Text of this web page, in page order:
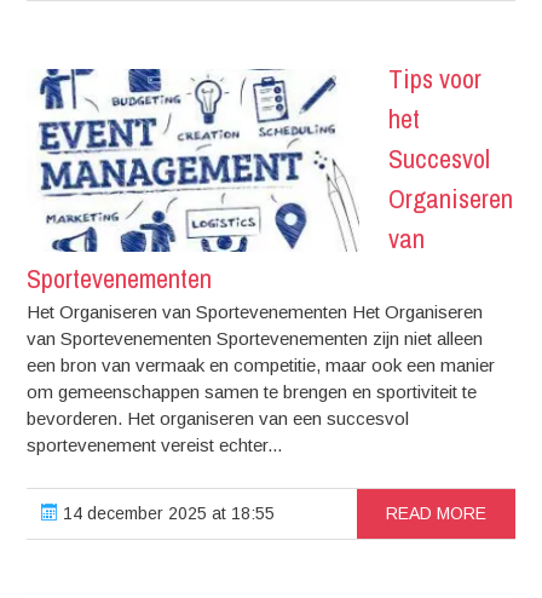
Tips voor
het
Succesvol
Organiseren
van
Sportevenementen
Het Organiseren van Sportevenementen Het Organiseren
van Sportevenementen Sportevenementen zijn niet alleen
een bron van vermaak en competitie, maar ook een manier
om gemeenschappen samen te brengen en sportiviteit te
bevorderen. Het organiseren van een succesvol
sportevenement vereist echter...
14 december 2025 at 18:55 READ MORE